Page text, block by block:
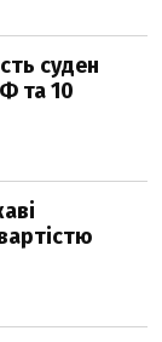
суден
та 10